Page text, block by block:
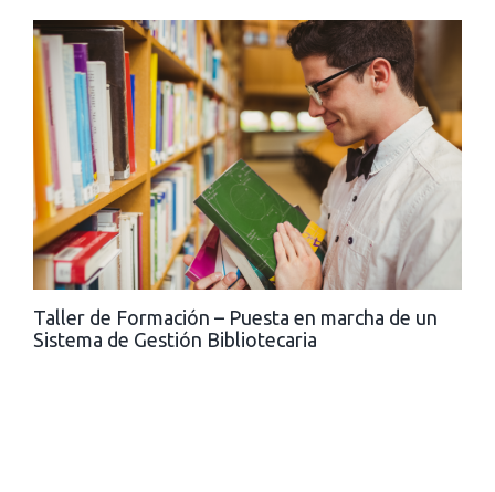
Taller de Formación – Puesta en marcha de un
Sistema de Gestión Bibliotecaria